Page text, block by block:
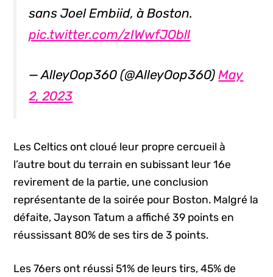
sans Joel Embiid, à Boston.
pic.twitter.com/zIWwfJObll
— AlleyOop360 (@AlleyOop360)May
2, 2023
Les Celtics ont cloué leur propre cercueil à
l’autre bout du terrain en subissant leur 16e
revirement de la partie, une conclusion
représentante de la soirée pour Boston. Malgré la
défaite, Jayson Tatum a affiché 39 points en
réussissant 80% de ses tirs de 3 points.
Les 76ers ont réussi 51% de leurs tirs, 45% de